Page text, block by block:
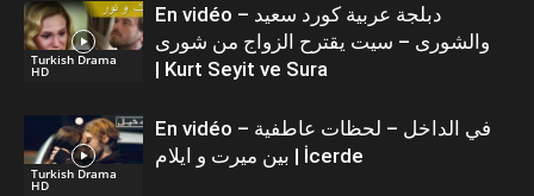
Turkish Drama
HD
En vidéo – دبلجة عربية كورد سعيد
والشورى – سيت يقترح الزواج من شورى
| Kurt Seyit ve Sura
Turkish Drama
HD
En vidéo – في الداخل – لحظات عاطفية
بين ميرت و ايلام | İcerde